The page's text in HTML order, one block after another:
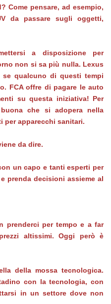
Come pensare, ad esempio,
da passare sugli oggetti,
a disposizione per
non si sa più nulla. Lexus
qualcuno di questi tempi
FCA offre di pagare le auto
su questa iniziativa! Per
che si adopera nella
per apparecchi sanitari.
da dire.
un capo e tanti esperti per
prenda decisioni assieme al
prenderci per tempo e a far
altissimi. Oggi però è
della mossa tecnologica.
con la tecnologia, con
in un settore dove non